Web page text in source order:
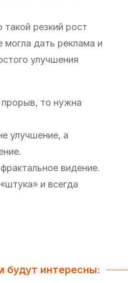
резкий рост
могла дать реклама и
улучшения
то нужна
улучшение, а
видение.
и всегда
будут интересны: